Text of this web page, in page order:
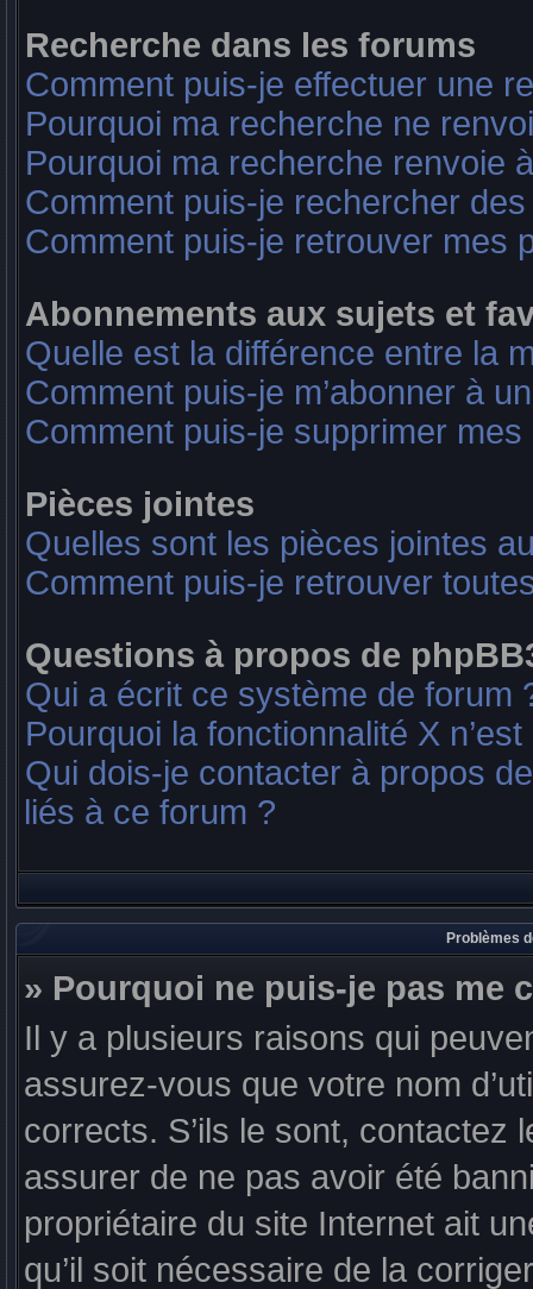
Recherche dans les forums
Comment puis-je effectuer une
Pourquoi ma recherche ne
Pourquoi ma recherche renvoie
Comment puis-je rechercher
Comment puis-je retrouver mes
Abonnements aux sujets et
Quelle est la différence entre la
Comment puis-je m’abonner à
Comment puis-je supprimer
Pièces jointes
Quelles sont les pièces jointes
Comment puis-je retrouver
Questions à propos de
Qui a écrit ce système de forum
Pourquoi la fonctionnalité X
Qui dois-je contacter à propos
liés à ce forum ?
Problèmes
» Pourquoi ne puis-je pas me
Il y a plusieurs raisons qui
assurez-vous que votre nom
corrects. S’ils le sont, contactez
assurer de ne pas avoir été
propriétaire du site Internet ait
qu’il soit nécessaire de la